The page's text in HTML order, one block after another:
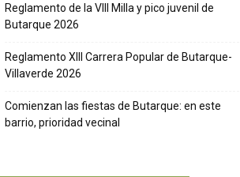
Reglamento de la VIII Milla y pico juvenil de
Butarque 2026
Reglamento XIII Carrera Popular de Butarque-
Villaverde 2026
Comienzan las fiestas de Butarque: en este
barrio, prioridad vecinal